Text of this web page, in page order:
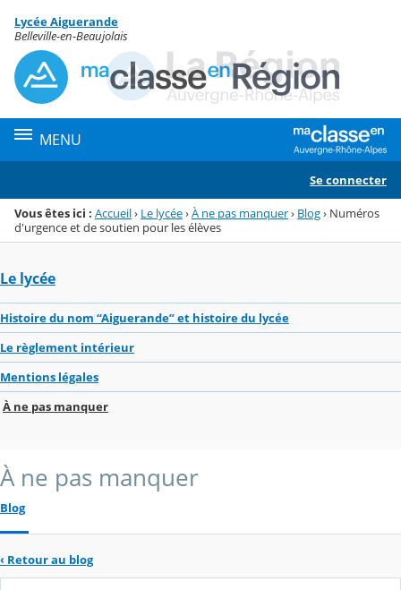
Menu de la rubrique
Contenu
Lycée Aiguerande
Belleville-en-Beaujolais
MENU
Se connecter
Vous êtes ici : Accueil› Le lycée›À ne pas manquer› Blog› Numéros
d'urgence et de soutien pour les élèves
Le lycée
Histoire du nom “Aiguerande” et histoire du lycée
Le règlement intérieur
Mentions légales
À ne pas manquer
À ne pas manquer
Blog
‹ Retour au blog